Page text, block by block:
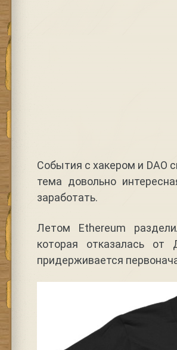
События с хакером и DAO
тема довольно
заработать.
Летом Ethereum
которая отказалась
придерживается